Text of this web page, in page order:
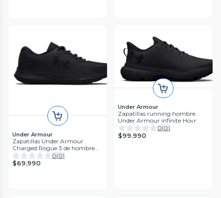
Under Armour
Zapatillas Under Armour
Charged Rogue 3 de hombre
running
0(0)
$69.990
Under Armour
Zapatillas running hombre
Under Armour infinite Hovr
0(0)
$99.990